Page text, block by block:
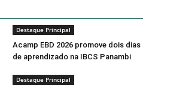
Destaque Principal
Acamp EBD 2026 promove dois dias
de aprendizado na IBCS Panambi
Destaque Principal